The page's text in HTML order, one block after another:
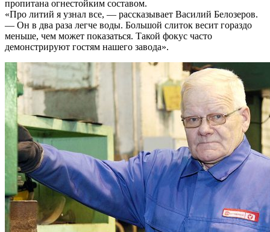
пропитана огнестойким составом.
«Про литий я узнал все, — рассказывает Василий Белозеров.
— Он в два раза легче воды. Большой слиток весит гораздо
меньше, чем может показаться. Такой фокус часто
демонстрируют гостям нашего завода».